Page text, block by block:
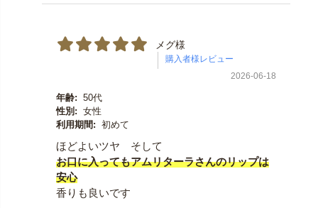
メグ様
2026-06-18
年齢: 50代
性別: 女性
利用期間: 初めて
ほどよいツヤ そして
お口に入ってもアムリターラさんのリップは
安心
香りも良いです